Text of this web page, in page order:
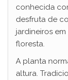
conhecida
desfruta de
jardineiros
floresta.
A planta
altura.